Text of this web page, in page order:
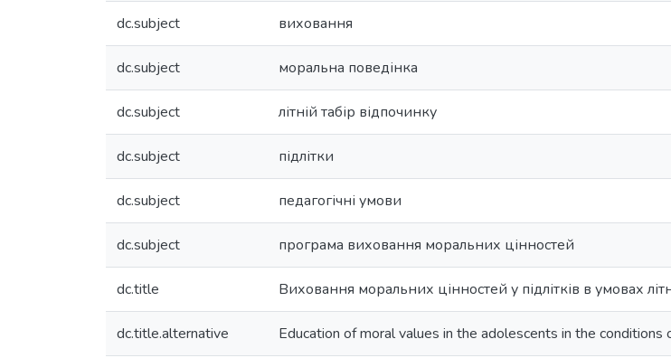
dc.subject виховання
dc.subject моральна поведінка
dc.subject літній табір відпочинку
dc.subject підлітки
dc.subject педагогічні умови
dc.subject програма виховання моральних цінностей
dc.title Виховання моральних цінностей у підлітків в умовах
dc.title.alternative Education of moral values in the adolescents in the conditions